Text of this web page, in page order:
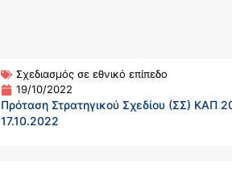
Σχεδιασμός σε εθνικό επίπεδο
19/10/2022
Πρόταση Στρατηγικού Σχεδίου (ΣΣ) ΚΑΠ
17.10.2022